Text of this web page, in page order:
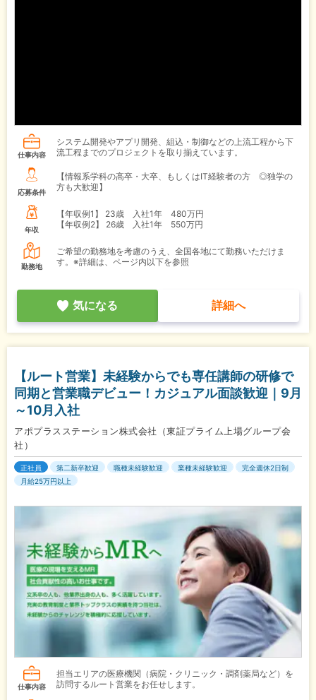
仕事内容
システム開発やアプリ開発、組込・制御などの上流工程から下
流工程までのプロジェクトを取り揃えています。
応募条件
【情報系学科の高卒・大卒、もしくはIT経験者の方 ◎独学の
方も大歓迎】
年収
【年収例1】
23歳 入社1年 480万円
【年収例2】
26歳 入社1年 550万円
勤務地
ご希望の勤務地を考慮のうえ、全国各地にて勤務いただけま
す。※詳細は、ページ内以下を参照
気になる 詳細へ
【ルート営業】未経験からでも専任講師の研修で
同期と営業職デビュー！カジュアル面談歓迎｜9月
～10月入社
アポプラスステーション株式会社（東証プライム上場グループ会
社）
正社員 第二新卒歓迎 職種未経験歓迎 業種未経験歓迎
完全週休2日制
月給25万円以上
仕事内容
担当エリアの医療機関（病院・クリニック・調剤薬局など）を
訪問するルート営業をお任せします。